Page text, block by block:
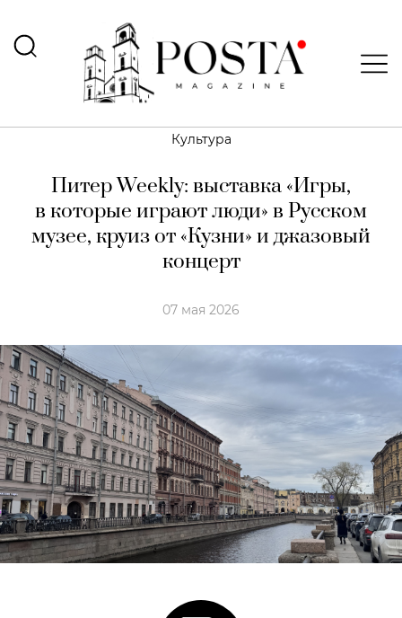
Культура
Питер Weekly: выставка «Игры,
в которые играют люди» в Русском
музее, круиз от «Кузни» и джазовый
концерт
07 мая 2026